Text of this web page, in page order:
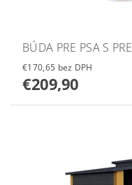
BÚDA PRE PSA S
€170,65 bez DPH
€209,90